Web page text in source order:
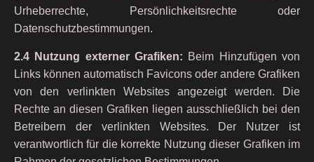
Urheberrechte, Persönlichkeitsrechte oder
Datenschutzbestimmungen.
2.4 Nutzung externer Grafiken: Beim Hinzufügen von
Links können automatisch Favicons oder andere Grafiken
von den verlinkten Websites angezeigt werden. Die
Rechte an diesen Grafiken liegen ausschließlich bei den
Betreibern der verlinkten Websites. Der Nutzer ist
verantwortlich für die korrekte Nutzung dieser Grafiken im